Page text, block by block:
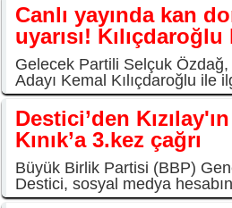
Canlı yayında kan
uyarısı!
Gelecek Partili Selçuk Özdağ,
Adayı Kemal Kılıçdaroğlu ile
Destici’den
Kınık’a 3.kez çağrı
Büyük Birlik Partisi (BBP)
Destici, sosyal medya